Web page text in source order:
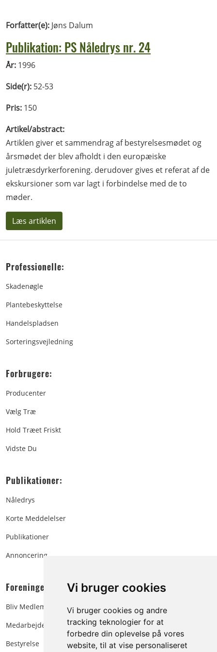
Vi bruger cookies
Vi bruger cookies og andre
tracking teknologier for at
forbedre din oplevelse på vores
website, til at vise personaliseret
Forfatter(e): Jøns Dalum
Publikation: PS Nåledrys nr. 24
År: 1996
Side(r): 52-53
Pris: 150
Artikel/abstract:
Artiklen giver et sammendrag af bestyrelsesmødet og
årsmødet der blev afholdt i den europæiske
juletræsdyrkerforening. derudover gives et referat af de
ekskursioner som var lagt i forbindelse med de to
møder.
Læs artiklen
Professionelle:
Skadenøgle
Plantebeskyttelse
Handelspladsen
Sorteringsvejledning
Forbrugere:
Producenter
Vælg Træ
Hold Træet Friskt
Vidste Du
Publikationer:
Nåledrys
Korte Meddelelser
Publikationer
Annoncering
Foreningen:
Bliv Medlem
Medarbejdere
Bestyrelse